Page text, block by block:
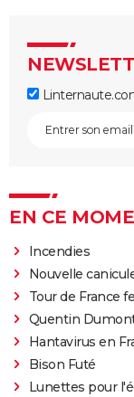
EN CE
Incendies
Nouvelle
Tour de France
Quentin
Hantavirus en
Bison Futé
Lunettes pour